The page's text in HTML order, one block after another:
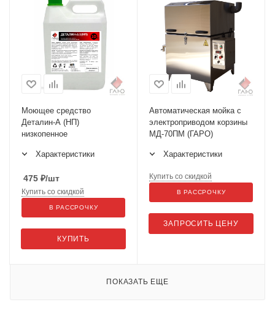
Моющее средство
Деталин-А (НП)
низкопенное
Характеристики
475 ₽/шт
КУПИТЬ
Купить со скидкой
В РАССРОЧКУ
Автоматическая мойка с
электроприводом корзины
МД-70ПМ (ГАРО)
Характеристики
ЗАПРОСИТЬ ЦЕНУ
Купить со скидкой
В РАССРОЧКУ
ПОКАЗАТЬ ЕЩЕ